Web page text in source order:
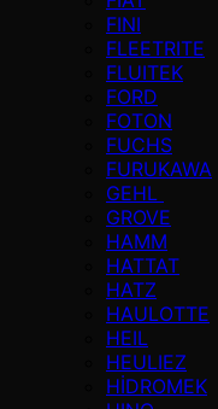
FINI
FLEETRITE
FLUITEK
FORD
FOTON
FUCHS
FURUKAWA
GEHL
GROVE
HAMM
HATTAT
HATZ
HAULOTTE
HEIL
HEULIEZ
HİDROMEK